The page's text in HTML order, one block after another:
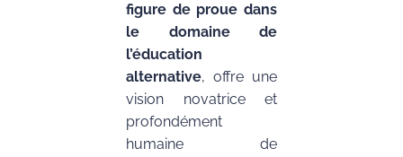
figure de proue dans
le domaine de
l’éducation
alternative, offre une
vision novatrice et
profondément
humaine de